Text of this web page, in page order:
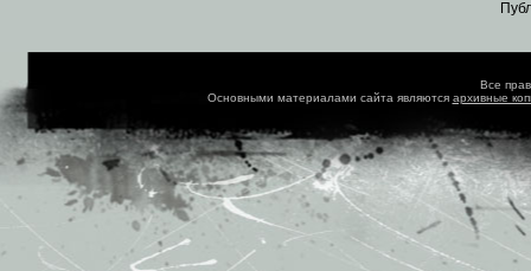
Все
Основными материалами сайта являются архивные